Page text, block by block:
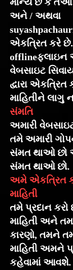
અને / અથવા
એકત્રિત કરે
વેબસાઇટ
દ્વારા
માહિતીને લાગુ
સંમતિ
અમારી
તમે અમારી
સંમત થાઓ છો
સંમત થાઓ છો.
અમે એકત્રિત
માહિતી
તમે પ્રદાન કરો
માહિતી અને
કારણો, તમને
માહિતી અમને
કહેવામાં આવશે.